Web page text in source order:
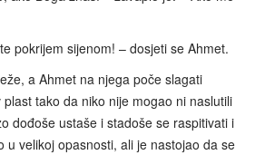
pokrijem sijenom! – dosjeti se Ahmet.
a Ahmet na njega poče slagati
tako da niko nije mogao ni naslutili
dođoše ustaše i stadoše se raspitivati i
u velikoj opasnosti, ali je nastojao da se